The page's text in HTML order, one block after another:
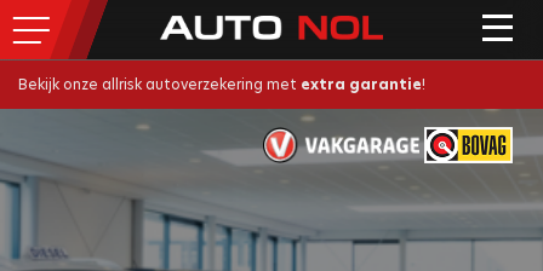
Bekijk onze allrisk autoverzekering met extra garantie!